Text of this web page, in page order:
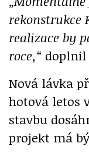
rekonstrukce
realizace by
roce,“ doplnil
Nová lávka
hotová letos
stavbu
projekt má